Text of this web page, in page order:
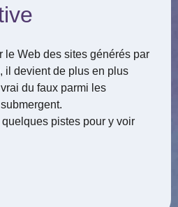
le Web des sites générés par
il devient de plus en plus
du faux parmi les
pistes pour y voir